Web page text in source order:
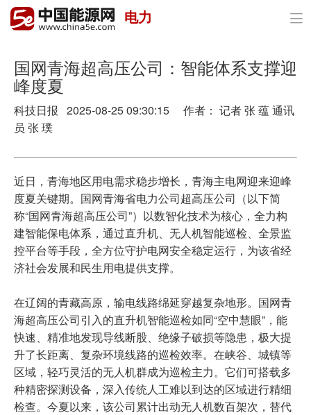
政策与经济
电力
新能源
节能环保
分布式能源
电力 
国网青海超高压公司：智能体系支撑迎
峰度夏
科技日报 2025-08-25 09:30:15 作者： 记者 张 蕴 通讯
员 张 璞
近日，青海地区用电需求稳步增长，青海主电网迎来迎峰
度夏关键期。国网青海省电力公司超高压公司（以下简
称“国网青海超高压公司”）以数智化技术为核心，全力构
建智能保电体系，通过直升机、无人机智能巡检、全景监
控平台等手段，全方位守护电网安全稳定运行，为该省经
济社会发展和民生用电提供支撑。
在辽阔的青藏高原，输电线路绵延穿越复杂地形。国网青
海超高压公司引入的直升机智能巡检如同“空中慧眼”，能
快速、精准地发现导线断股、绝缘子破损等隐患，极大提
升了长距离、复杂环境线路的巡检效率。在峡谷、城镇等
区域，轻巧灵活的无人机群成为巡检主力。它们可搭载多
种精密探测设备，深入传统人工难以到达的区域进行精细
检查。今夏以来，该公司累计出动无人机数百架次，替代